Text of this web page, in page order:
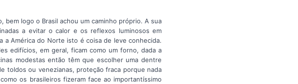
bem logo o Brasil achou um caminho próprio. A sua
a evitar o calor e os reflexos luminosos em
América do Norte isto é coisa de leve conhecida.
edifícios, em geral, ficam como um forno, dada a
modestas então têm que escolher uma dentre
toldos ou venezianas, proteção fraca porque nada
os brasileiros fizeram face ao importantíssimo